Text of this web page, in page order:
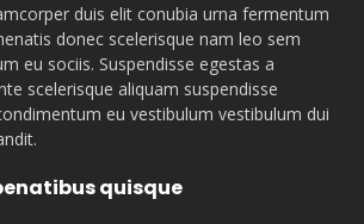
duis elit conubia urna fermentum
donec scelerisque nam leo sem
eu sociis. Suspendisse egestas a
scelerisque aliquam suspendisse
eu vestibulum vestibulum dui
quisque